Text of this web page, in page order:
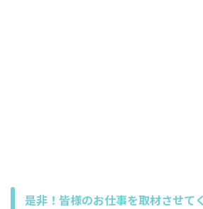
是非！皆様のお仕事を取材させて